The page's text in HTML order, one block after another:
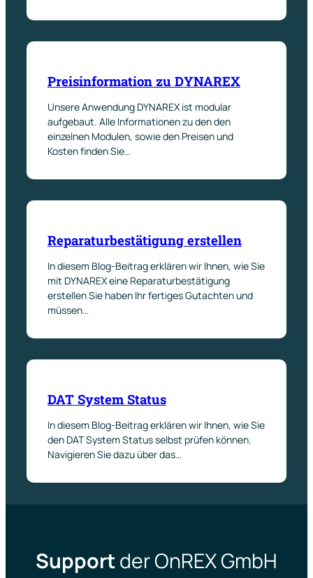
Preisinformation zu DYNAREX
Unsere Anwendung DYNAREX ist modular
aufgebaut. Alle Informationen zu den den
einzelnen Modulen, sowie den Preisen und
Kosten finden Sie…
Reparaturbestätigung erstellen
In diesem Blog-Beitrag erklären wir Ihnen, wie Sie
mit DYNAREX eine Reparaturbestätigung
erstellen Sie haben Ihr fertiges Gutachten und
müssen…
DAT System Status
In diesem Blog-Beitrag erklären wir Ihnen, wie Sie
den DAT System Status selbst prüfen können.
Navigieren Sie dazu über das…
Support der OnREX GmbH